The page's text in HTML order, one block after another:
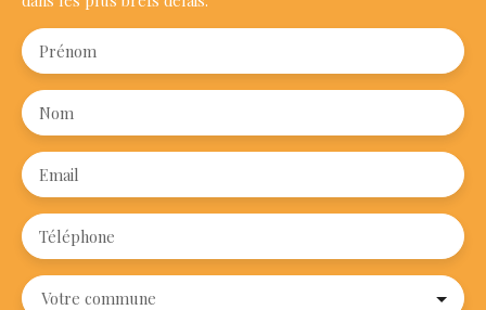
Prénom
Nom
Email
Téléphone
Votre commune